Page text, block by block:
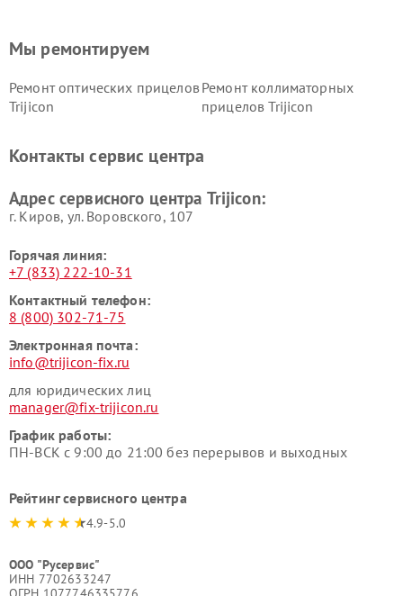
Мы ремонтируем
Ремонт оптических прицелов
Trijicon
Ремонт коллиматорных
прицелов Trijicon
Контакты сервис центра
Адрес сервисного центра Trijicon:
г. Киров, ул. Воровского, 107
Горячая линия:
+7 (833) 222-10-31
Контактный телефон:
8 (800) 302-71-75
Электронная почта:
info@trijicon-fix.ru
для юридических лиц
manager@fix-trijicon.ru
График работы:
ПН-ВСК с 9:00 до 21:00 без перерывов и выходных
Рейтинг сервисного центра
4.9-5.0
ООО "Русервис"
ИНН 7702633247